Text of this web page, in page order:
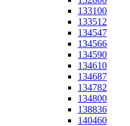
133100
133512
134547
134566
134590
134610
134687
134782
134800
138836
140460